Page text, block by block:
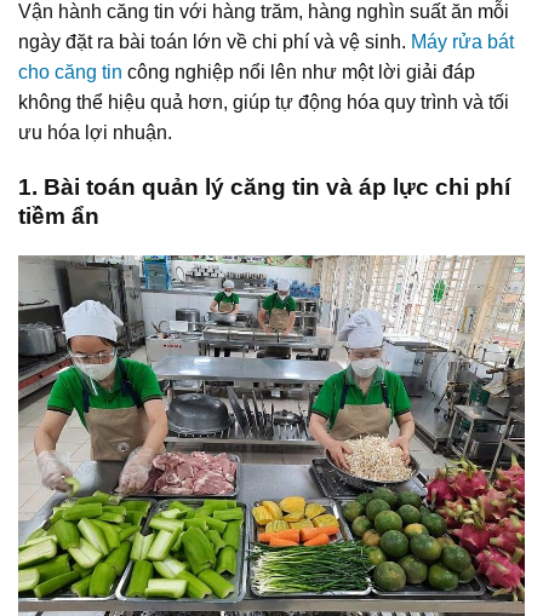
Vận hành căng tin với hàng trăm, hàng nghìn suất ăn mỗi
ngày đặt ra bài toán lớn về chi phí và vệ sinh. Máy rửa bát
cho căng tin công nghiệp nổi lên như một lời giải đáp
không thể hiệu quả hơn, giúp tự động hóa quy trình và tối
ưu hóa lợi nhuận.
1. Bài toán quản lý căng tin và áp lực chi phí
tiềm ẩn